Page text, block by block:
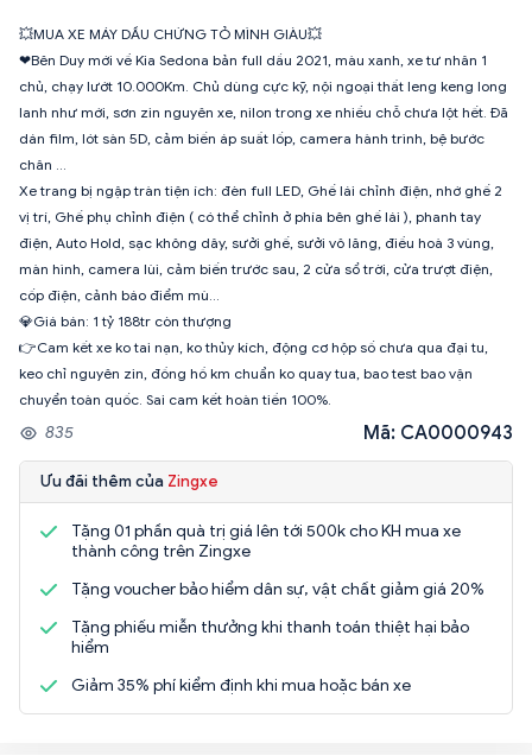
💥MUA XE MÁY DẦU CHỨNG TỎ MÌNH GIÀU💥
❤Bên Duy mới về Kia Sedona bản full dầu 2021, màu xanh, xe tư nhân 1
chủ, chạy lướt 10.000Km. Chủ dùng cực kỹ, nội ngoại thất leng keng long
lanh như mới, sơn zin nguyên xe, nilon trong xe nhiều chỗ chưa lột hết. Đã
dán film, lót sàn 5D, cảm biến áp suất lốp, camera hành trình, bệ bước
chân ...
Xe trang bị ngập tràn tiện ích: đèn full LED, Ghế lái chỉnh điện, nhớ ghế 2
vị trí, Ghế phụ chỉnh điện ( có thể chỉnh ở phía bên ghế lái ), phanh tay
điện, Auto Hold, sạc không dây, sưởi ghế, sưởi vô lăng, điều hoà 3 vùng,
màn hình, camera lùi, cảm biến trước sau, 2 cửa sổ trời, cửa trượt điện,
cốp điện, cảnh báo điểm mù...
💎Giá bán: 1 tỷ 188tr còn thượng
👉Cam kết xe ko tai nạn, ko thủy kích, động cơ hộp số chưa qua đại tu,
keo chỉ nguyên zin, đồng hồ km chuẩn ko quay tua, bao test bao vận
chuyển toàn quốc. Sai cam kết hoàn tiền 100%.
835 Mã: CA0000943
Ưu đãi thêm của Zingxe
Tặng 01 phần quà trị giá lên tới 500k cho KH mua xe
thành công trên Zingxe
Tặng voucher bảo hiểm dân sự, vật chất giảm giá 20%
Tặng phiếu miễn thưởng khi thanh toán thiệt hại bảo
hiểm
Giảm 35% phí kiểm định khi mua hoặc bán xe